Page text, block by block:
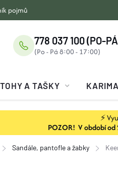
⚡
POZOR! V období od
pojmů
778 037 100 (PO-
A TAŠKY
Sandále, pantofle a žabky